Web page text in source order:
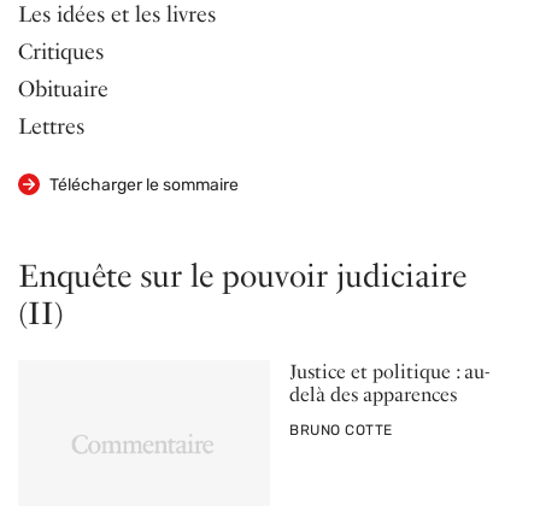
Les idées et les livres
Critiques
Obituaire
Lettres
Télécharger le sommaire
Enquête sur le pouvoir judiciaire
(II)
Justice et politique : au-
delà des apparences
PAR
BRUNO COTTE